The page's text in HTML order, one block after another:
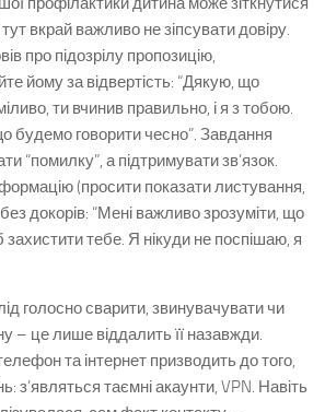
вкрай важливо не зіпсувати довіру.
про підозрілу пропозицію,
йому за відвертість: “Дякую, що
ти вчинив правильно, і я з тобою.
будемо говорити чесно”. Завдання
“помилку”, а підтримувати зв’язок.
(просити показати листування,
докорів: “Мені важливо зрозуміти, що
тебе. Я нікуди не поспішаю, я
голосно сварити, звинувачувати чи
– це лише віддалить її назавжди.
та інтернет призводить до того,
з’являться таємні акаунти, VPN. Навіть